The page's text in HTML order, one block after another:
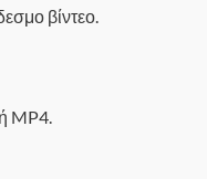
βίντεο.
MP4.